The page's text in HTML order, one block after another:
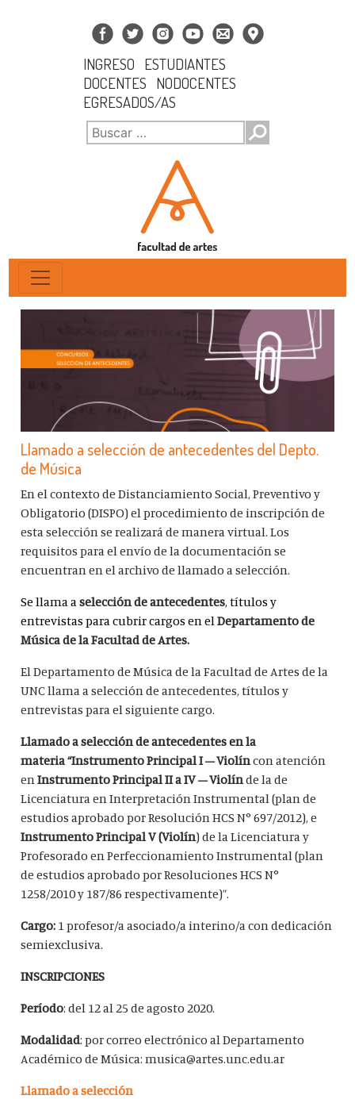
INGRESO
ESTUDIANTES
DOCENTES
NODOCENTES
EGRESADOS/AS
Llamado a selección de antecedentes del Depto.
de Música
En el contexto de Distanciamiento Social, Preventivo y
Obligatorio (DISPO) el procedimiento de inscripción de
esta selección se realizará de manera virtual. Los
requisitos para el envío de la documentación se
encuentran en el archivo de llamado a selección.
Se llama aselección de antecedentes, títulos y
entrevistas para cubrir cargos en elDepartamento de
Música de la Facultad de Artes.
El Departamento de Música de la Facultad de Artes de la
UNC llama a selección de antecedentes, títulos y
entrevistas para el siguiente cargo.
Llamado a selección de antecedentes en la
materia“Instrumento Principal I – Violíncon atención
enInstrumento Principal II a IV – Violínde la de
Licenciatura en Interpretación Instrumental (plan de
estudios aprobado por Resolución HCS N° 697/2012), e
Instrumento Principal V (Violín) de la Licenciatura y
Profesorado en Perfeccionamiento Instrumental (plan
de estudios aprobado por Resoluciones HCS N°
1258/2010 y 187/86 respectivamente)”.
Cargo: 1 profesor/a asociado/a interino/a con dedicación
semiexclusiva.
INSCRIPCIONES
Período: del 12 al 25 de agosto 2020.
Modalidad: por correo electrónico al Departamento
Académico de Música: musica@artes.unc.edu.ar
Llamado a selección